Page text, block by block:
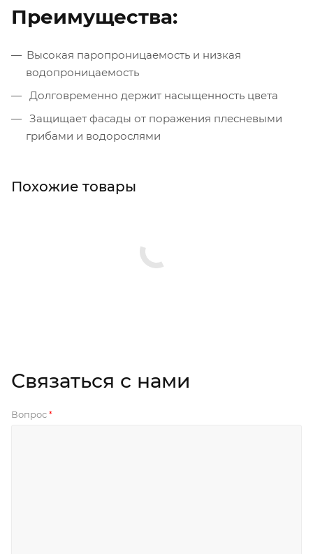
Преимущества:
Высокая паропроницаемость и низкая
водопроницаемость
Долговременно держит насыщенность цвета
Защищает фасады от поражения плесневыми
грибами и водорослями
Похожие товары
Связаться с нами
Вопрос *